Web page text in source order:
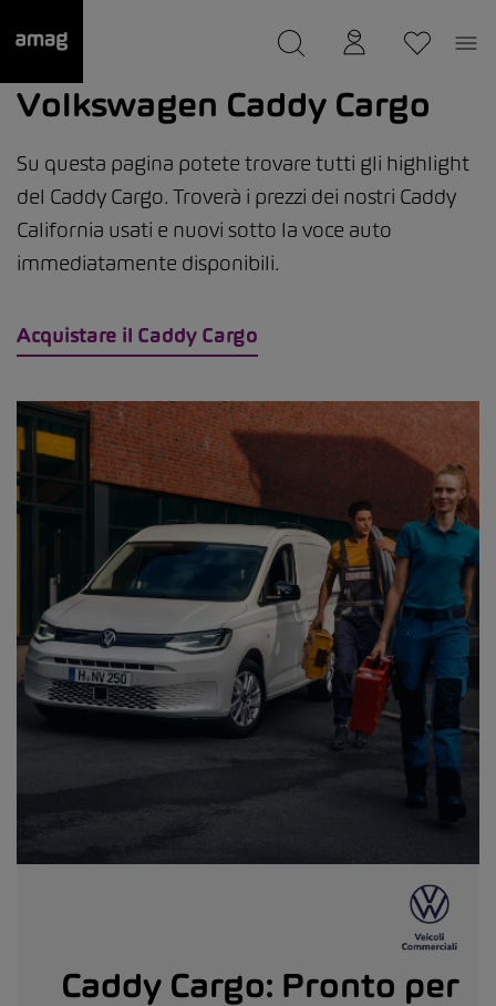
Il suo garage è stato salvato
Volkswagen Caddy Cargo
Acquistare il Caddy Cargo
Su questa pagina potete trovare tutti gli highlight
del Caddy Cargo. Troverà i prezzi dei nostri Caddy
California usati e nuovi sotto la voce auto
immediatamente disponibili.
Caddy Cargo: Pronto per